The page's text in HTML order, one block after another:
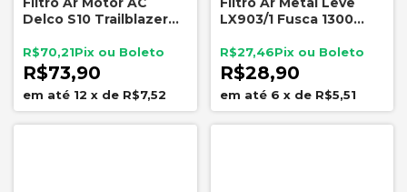
Delco S10 Trailblazer
R$73,90
R$70,21
12 x de R$7,52
LX903/1 Fusca 1300
Simples 1962 a 1986
R$28,90
R$27,46
6 x de R$5,51